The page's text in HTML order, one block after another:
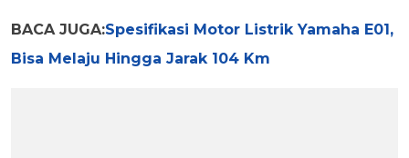
BACA JUGA:Spesifikasi Motor Listrik Yamaha E01,
Bisa Melaju Hingga Jarak 104 Km